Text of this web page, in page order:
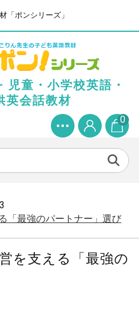
「ポンシリーズ」
童・小学校英語・
英会話教材
0
「最強のパートナー」選び
を支える「最強の